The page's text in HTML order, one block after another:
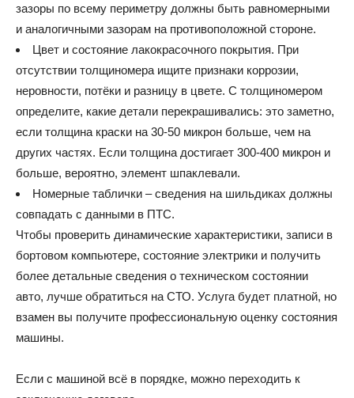
зазоры по всему периметру должны быть равномерными
и аналогичными зазорам на противоположной стороне.
Цвет и состояние лакокрасочного покрытия. При
отсутствии толщиномера ищите признаки коррозии,
неровности, потёки и разницу в цвете. С толщиномером
определите, какие детали перекрашивались: это заметно,
если толщина краски на 30-50 микрон больше, чем на
других частях. Если толщина достигает 300-400 микрон и
больше, вероятно, элемент шпаклевали.
Номерные таблички – сведения на шильдиках должны
совпадать с данными в ПТС.
Чтобы проверить динамические характеристики, записи в
бортовом компьютере, состояние электрики и получить
более детальные сведения о техническом состоянии
авто, лучше обратиться на СТО. Услуга будет платной, но
взамен вы получите профессиональную оценку состояния
машины.
Если с машиной всё в порядке, можно переходить к